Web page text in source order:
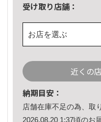
受け取り店舗：
お店を選ぶ
近くの
納期目安：
店舗在庫不足の為、取
2026.08.20 1:37頃のお